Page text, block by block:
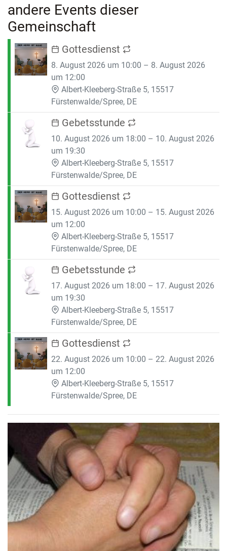
andere Events dieser
Gemeinschaft
Gottesdienst
8. August 2026 um 10:00 – 8. August 2026
um 12:00
Albert-Kleeberg-Straße 5, 15517
Fürstenwalde/Spree, DE
Gebetsstunde
10. August 2026 um 18:00 – 10. August 2026
um 19:30
Albert-Kleeberg-Straße 5, 15517
Fürstenwalde/Spree, DE
Gottesdienst
15. August 2026 um 10:00 – 15. August 2026
um 12:00
Albert-Kleeberg-Straße 5, 15517
Fürstenwalde/Spree, DE
Gebetsstunde
17. August 2026 um 18:00 – 17. August 2026
um 19:30
Albert-Kleeberg-Straße 5, 15517
Fürstenwalde/Spree, DE
Gottesdienst
22. August 2026 um 10:00 – 22. August 2026
um 12:00
Albert-Kleeberg-Straße 5, 15517
Fürstenwalde/Spree, DE